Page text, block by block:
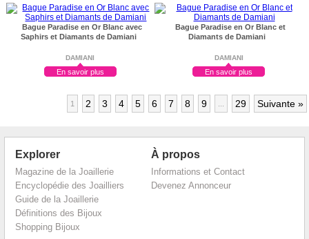
Bague Paradise en Or Blanc avec
Saphirs et Diamants de Damiani
DAMIANI
En savoir plus
Bague Paradise en Or Blanc et
Diamants de Damiani
DAMIANI
En savoir plus
1 2 3 4 5 6 7 8 9 29 Suivante »
Explorer
Magazine de la Joaillerie
Encyclopédie des Joailliers
Guide de la Joaillerie
Définitions des Bijoux
Shopping Bijoux
À propos
Informations et Contact
Devenez Annonceur